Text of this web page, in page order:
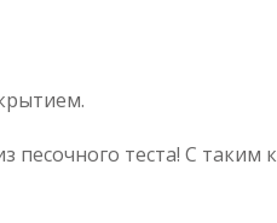
теста! С